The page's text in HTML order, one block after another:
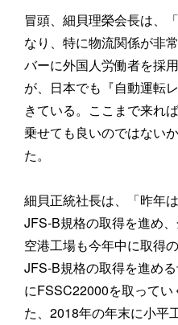
冒頭、細貝理榮会長は、
なり、特に物流関係が非
バーに外国人労働者を採
が、日本でも『自動運転
きている。ここまで来れ
乗せても良いのではない
た。
細貝正統社長は、「昨年
JFS-B規格の取得を進め
空港工場も今年中に取得
JFS-B規格の取得を進め
にFSSC22000を取ってい
た、2018年の年末に小平